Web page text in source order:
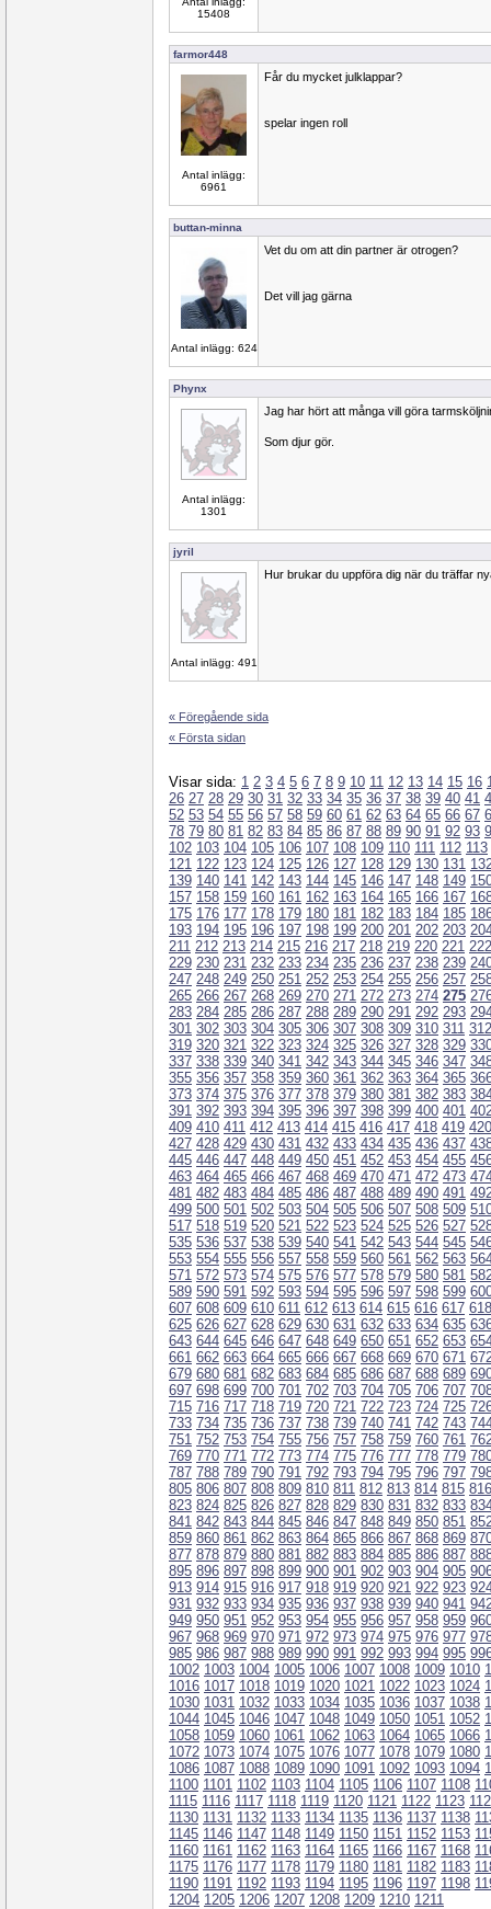
15408
farmor448
Antal inlägg:
6961
Får du mycket julklappar?
spelar ingen roll
buttan-minna
Antal inlägg: 624
Vet du om att din partner är otrogen?
Det vill jag gärna
Phynx
Antal inlägg:
1301
Jag har hört att många vill göra
Som djur gör.
jyril
Antal inlägg: 491
Hur brukar du uppföra dig när du träffar
« Föregående sida
« Första sidan
Visar sida: 1 2 3 4 5 6 7 8 9 10 11 12 13 14 15 16
26 27 28 29 30 31 32 33 34 35 36 37 38 39 40 41
52 53 54 55 56 57 58 59 60 61 62 63 64 65 66 67
78 79 80 81 82 83 84 85 86 87 88 89 90 91 92 93
102 103 104 105 106 107 108 109 110 111 112 113
121 122 123 124 125 126 127 128 129 130 131
139 140 141 142 143 144 145 146 147 148 149
157 158 159 160 161 162 163 164 165 166 167
175 176 177 178 179 180 181 182 183 184 185
193 194 195 196 197 198 199 200 201 202 203
211 212 213 214 215 216 217 218 219 220 221 222
229 230 231 232 233 234 235 236 237 238 239
247 248 249 250 251 252 253 254 255 256 257
265 266 267 268 269 270 271 272 273 274 275
283 284 285 286 287 288 289 290 291 292 293
301 302 303 304 305 306 307 308 309 310 311 312
319 320 321 322 323 324 325 326 327 328 329
337 338 339 340 341 342 343 344 345 346 347
355 356 357 358 359 360 361 362 363 364 365
373 374 375 376 377 378 379 380 381 382 383
391 392 393 394 395 396 397 398 399 400 401
409 410 411 412 413 414 415 416 417 418 419 420
427 428 429 430 431 432 433 434 435 436 437
445 446 447 448 449 450 451 452 453 454 455
463 464 465 466 467 468 469 470 471 472 473
481 482 483 484 485 486 487 488 489 490 491
499 500 501 502 503 504 505 506 507 508 509
517 518 519 520 521 522 523 524 525 526 527
535 536 537 538 539 540 541 542 543 544 545
553 554 555 556 557 558 559 560 561 562 563
571 572 573 574 575 576 577 578 579 580 581
589 590 591 592 593 594 595 596 597 598 599
607 608 609 610 611 612 613 614 615 616 617 618
625 626 627 628 629 630 631 632 633 634 635
643 644 645 646 647 648 649 650 651 652 653
661 662 663 664 665 666 667 668 669 670 671
679 680 681 682 683 684 685 686 687 688 689
697 698 699 700 701 702 703 704 705 706 707
715 716 717 718 719 720 721 722 723 724 725
733 734 735 736 737 738 739 740 741 742 743
751 752 753 754 755 756 757 758 759 760 761
769 770 771 772 773 774 775 776 777 778 779
787 788 789 790 791 792 793 794 795 796 797
805 806 807 808 809 810 811 812 813 814 815 816
823 824 825 826 827 828 829 830 831 832 833
841 842 843 844 845 846 847 848 849 850 851
859 860 861 862 863 864 865 866 867 868 869
877 878 879 880 881 882 883 884 885 886 887
895 896 897 898 899 900 901 902 903 904 905
913 914 915 916 917 918 919 920 921 922 923
931 932 933 934 935 936 937 938 939 940 941
949 950 951 952 953 954 955 956 957 958 959
967 968 969 970 971 972 973 974 975 976 977
985 986 987 988 989 990 991 992 993 994 995
1002 1003 1004 1005 1006 1007 1008 1009 1010
1016 1017 1018 1019 1020 1021 1022 1023 1024
1030 1031 1032 1033 1034 1035 1036 1037 1038
1044 1045 1046 1047 1048 1049 1050 1051 1052
1058 1059 1060 1061 1062 1063 1064 1065 1066
1072 1073 1074 1075 1076 1077 1078 1079 1080
1086 1087 1088 1089 1090 1091 1092 1093 1094
1100 1101 1102 1103 1104 1105 1106 1107 1108
1115 1116 1117 1118 1119 1120 1121 1122 1123
1130 1131 1132 1133 1134 1135 1136 1137 1138
1145 1146 1147 1148 1149 1150 1151 1152 1153
1160 1161 1162 1163 1164 1165 1166 1167 1168
1175 1176 1177 1178 1179 1180 1181 1182 1183
1190 1191 1192 1193 1194 1195 1196 1197 1198
1204 1205 1206 1207 1208 1209 1210 1211